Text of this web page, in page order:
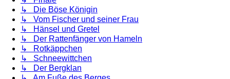
↳ Die Böse Königin
↳ Vom Fischer und seiner Frau
↳ Hänsel und Gretel
↳ Der Rattenfänger von Hameln
↳ Rotkäppchen
↳ Schneewittchen
↳ Der Bergklan